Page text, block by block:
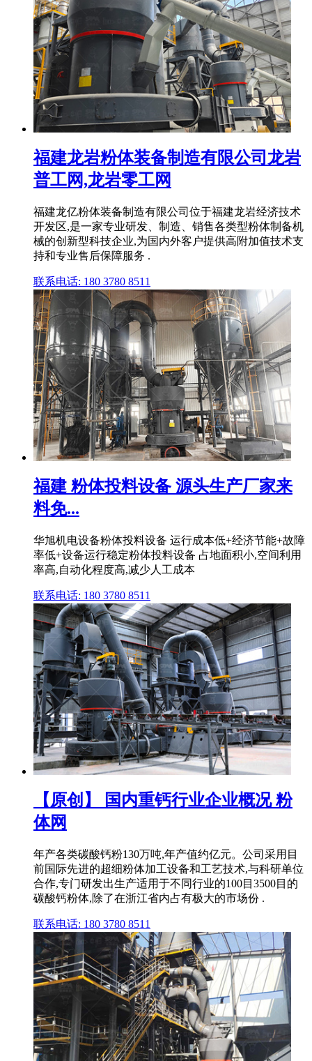
福建龙岩粉体装备制造有限公司龙岩
普工网,龙岩零工网
福建龙亿粉体装备制造有限公司位于福建龙岩经济技术
开发区,是一家专业研发、制造、销售各类型粉体制备机
械的创新型科技企业,为国内外客户提供高附加值技术支
持和专业售后保障服务 .
联系电话: 180 3780 8511
福建 粉体投料设备 源头生产厂家来
料免...
华旭机电设备粉体投料设备 运行成本低+经济节能+故障
率低+设备运行稳定粉体投料设备 占地面积小,空间利用
率高,自动化程度高,减少人工成本
联系电话: 180 3780 8511
【原创】 国内重钙行业企业概况 粉
体网
年产各类碳酸钙粉130万吨,年产值约亿元。公司采用目
前国际先进的超细粉体加工设备和工艺技术,与科研单位
合作,专门研发出生产适用于不同行业的100目3500目的
碳酸钙粉体,除了在浙江省内占有极大的市场份 .
联系电话: 180 3780 8511